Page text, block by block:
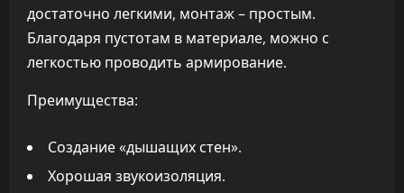
достаточно легкими, монтаж – простым.
Благодаря пустотам в материале, можно с
легкостью проводить армирование.
Преимущества:
Создание «дышащих стен».
Хорошая звукоизоляция.